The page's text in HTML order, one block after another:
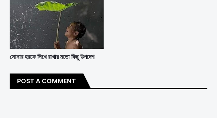
সোনার হরফে লিখে রাখার মতো কিছু উপদেশ
POST A COMMENT